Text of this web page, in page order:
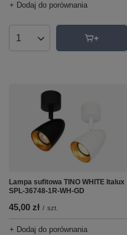
+ Dodaj do porównania
Ilość produktów
Lampa sufitowa TINO WHITE Italux
SPL-36748-1R-WH-GD
45,00 zł / szt.
+ Dodaj do porównania